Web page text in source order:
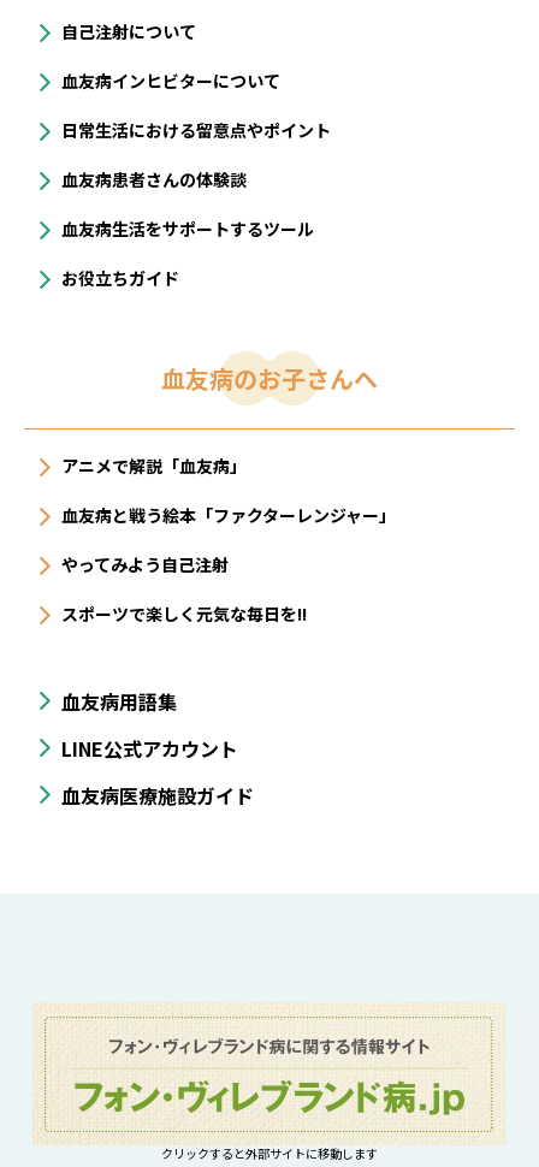
自己注射について
血友病インヒビターについて
⽇常⽣活における留意点やポイント
血友病患者さんの体験談
血友病生活をサポートするツール
お役立ちガイド
血友病のお子さんへ
アニメで解説「血友病」
血友病と戦う絵本「ファクターレンジャー」
やってみよう自己注射
スポーツで楽しく元気な毎日を!!
血友病用語集
LINE公式アカウント
血友病医療施設ガイド
クリックすると外部サイトに移動します